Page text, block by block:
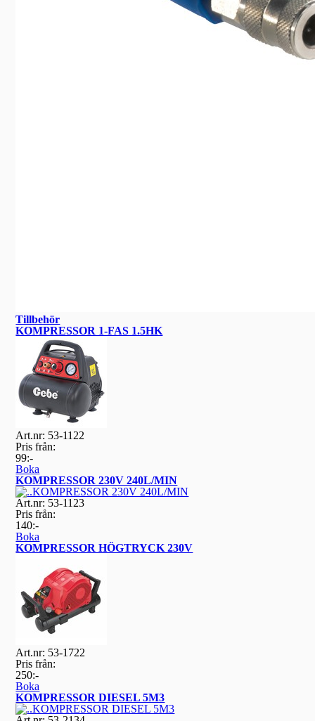
Tillbehör
KOMPRESSOR 1-FAS 1.5HK
Art.nr: 53-1122
Pris från:
99:-
Boka
KOMPRESSOR 230V 240L/MIN
Art.nr: 53-1123
Pris från:
140:-
Boka
KOMPRESSOR HÖGTRYCK 230V
Art.nr: 53-1722
Pris från:
250:-
Boka
KOMPRESSOR DIESEL 5M3